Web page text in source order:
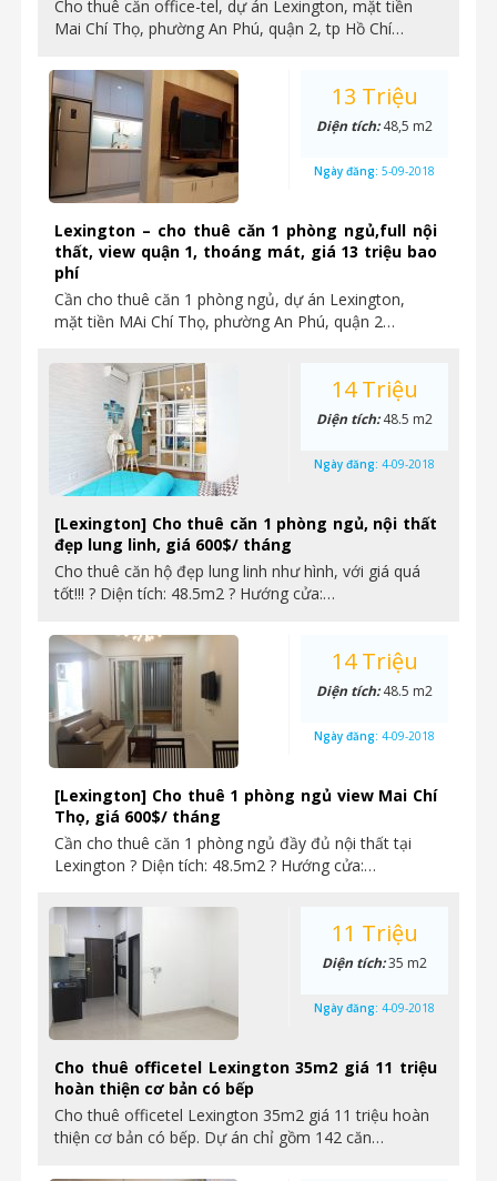
Cho thuê căn office-tel, dự án Lexington, mặt tiền
Mai Chí Thọ, phường An Phú, quận 2, tp Hồ Chí…
Lexington – cho thuê căn 1 phòng ngủ,full nội
thất, view quận 1, thoáng mát, giá 13 triệu bao
phí
Cần cho thuê căn 1 phòng ngủ, dự án Lexington,
mặt tiền MAi Chí Thọ, phường An Phú, quận 2…
13 Triệu
Diện tích:48,5 m2
Ngày đăng: 5-09-2018
[Lexington] Cho thuê căn 1 phòng ngủ, nội thất
đẹp lung linh, giá 600$/ tháng
Cho thuê căn hộ đẹp lung linh như hình, với giá quá
tốt!!! ? Diện tích: 48.5m2 ? Hướng cửa:…
14 Triệu
Diện tích:48.5 m2
Ngày đăng: 4-09-2018
[Lexington] Cho thuê 1 phòng ngủ view Mai Chí
Thọ, giá 600$/ tháng
Cần cho thuê căn 1 phòng ngủ đầy đủ nội thất tại
Lexington ? Diện tích: 48.5m2 ? Hướng cửa:…
14 Triệu
Diện tích:48.5 m2
Ngày đăng: 4-09-2018
Cho thuê officetel Lexington 35m2 giá 11 triệu
hoàn thiện cơ bản có bếp
Cho thuê officetel Lexington 35m2 giá 11 triệu hoàn
thiện cơ bản có bếp. Dự án chỉ gồm 142 căn…
11 Triệu
Diện tích:35 m2
Ngày đăng: 4-09-2018